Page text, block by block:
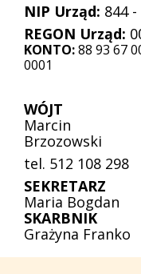
NIP Urząd: 844
REGON Urząd:
KONTO:88 93 67
0001
WÓJT
Marcin
Brzozowski
tel. 512 108 298
SEKRETARZ
Maria Bogdan
SKARBNIK
Grażyna Franko